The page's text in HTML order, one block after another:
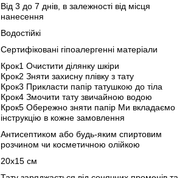
Від 3 до 7 днів, в залежності від місця
нанесення
Водостійкі
Сертифіковані гіпоалергенні матеріали
Крок1 Очистити ділянку шкіри
Крок2 Зняти захисну плівку з тату
Крок3 Прикласти папір татушкою до тіла
Крок4 Змочити тату звичайною водою
Крок5 Обережно зняти папір Ми вкладаємо
інструкцію в кожне замовлення
Антисептиком або будь-яким спиртовим
розчином чи косметичною олійкою
20х15 см